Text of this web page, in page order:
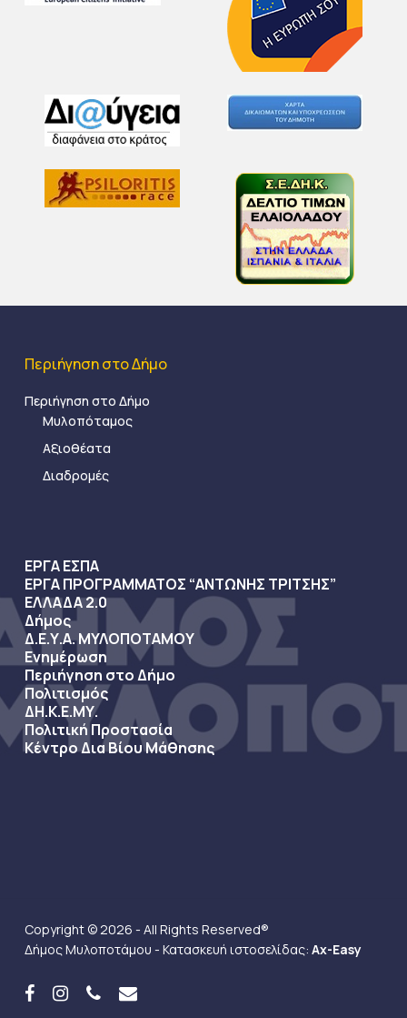
Περιήγηση στο Δήμο
Περιήγηση στο Δήμο
Μυλοπόταμος
Αξιοθέατα
Διαδρομές
ΕΡΓΑ ΕΣΠΑ
ΕΡΓΑ ΠΡΟΓΡΑΜΜΑΤΟΣ “ΑΝΤΩΝΗΣ ΤΡΙΤΣΗΣ”
ΕΛΛΑΔΑ 2.0
Δήμος
Δ.Ε.Υ.Α. ΜΥΛΟΠΟΤΑΜΟΥ
Ενημέρωση
Περιήγηση στο Δήμο
Πολιτισμός
ΔΗ.Κ.Ε.ΜΥ.
Πολιτική Προστασία
Κέντρο Δια Βίου Μάθησης
Copyright © 2026 - All Rights Reserved®
Δήμος Μυλοποτάμου - Κατασκευή ιστοσελίδας: Ax-Easy
facebookinstagramphoneemail